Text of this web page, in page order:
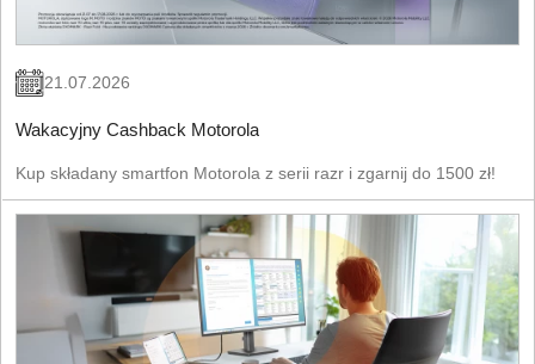
21.07.2026
Wakacyjny Cashback Motorola
Kup składany smartfon Motorola z serii razr i zgarnij do 1500 zł!